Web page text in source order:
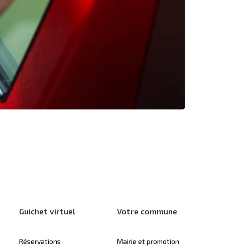
Guichet virtuel
Réservations
Votre commune
Mairie et promotion